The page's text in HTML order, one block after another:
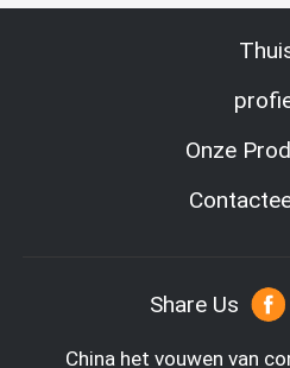
Onze
Share Us
China het vouwen van